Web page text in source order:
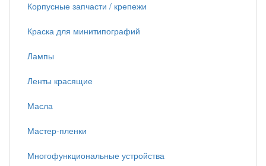
Корпусные запчасти / крепежи
Краска для минитипографий
Лампы
Ленты красящие
Масла
Мастер-пленки
Многофункциональные устройства